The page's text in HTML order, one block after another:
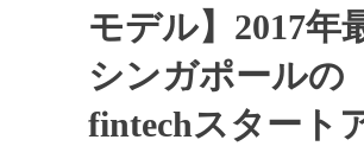
モデル】2017年
シンガポールの
fintechスタート